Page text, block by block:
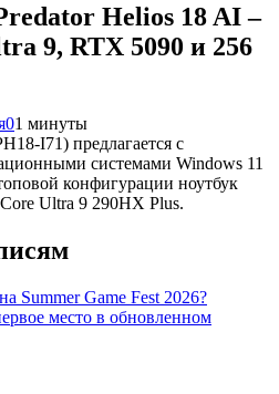
Helios 18 AI –
9, RTX 5090 и 256
01 минуты
I71) предлагается с
системами Windows 11
конфигурации ноутбук
Ultra 9 290HX Plus.
Summer Game Fest 2026?
место в обновленном